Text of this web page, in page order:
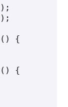
);
);
()
{
()
{